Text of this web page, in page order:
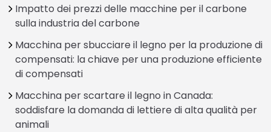
Impatto dei prezzi delle macchine per il carbone
sulla industria del carbone
Macchina per sbucciare il legno per la produzione di
compensati: la chiave per una produzione efficiente
di compensati
Macchina per scartare il legno in Canada:
soddisfare la domanda di lettiere di alta qualità per
animali